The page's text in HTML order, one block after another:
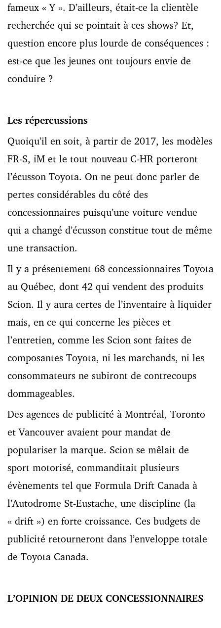
fameux « Y ». D’ailleurs, était-ce la clientèle
recherchée qui se pointait à ces shows? Et,
question encore plus lourde de conséquences :
est-ce que les jeunes ont toujours envie de
conduire ?
Les répercussions
Quoiqu’il en soit, à partir de 2017, les modèles
FR-S, iM et le tout nouveau C-HR porteront
l’écusson Toyota. On ne peut donc parler de
pertes considérables du côté des
concessionnaires puisqu’une voiture vendue
qui a changé d’écusson constitue tout de même
une transaction.
Il y a présentement 68 concessionnaires Toyota
au Québec, dont 42 qui vendent des produits
Scion. Il y aura certes de l’inventaire à liquider
mais, en ce qui concerne les pièces et
l’entretien, comme les Scion sont faites de
composantes Toyota, ni les marchands, ni les
consommateurs ne subiront de contrecoups
dommageables.
Des agences de publicité à Montréal, Toronto
et Vancouver avaient pour mandat de
populariser la marque. Scion se mêlait de
sport motorisé, commanditait plusieurs
évènements tel que Formula Drift Canada à
l’Autodrome St-Eustache, une discipline (la
« drift ») en forte croissance. Ces budgets de
publicité retourneront dans l’enveloppe totale
de Toyota Canada.
L’OPINION DE DEUX CONCESSIONNAIRES